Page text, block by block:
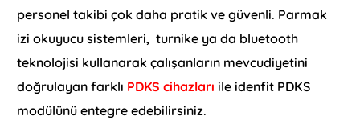
personel takibi çok daha pratik ve güvenli. Parmak
izi okuyucu sistemleri, turnike ya da bluetooth
teknolojisi kullanarak çalışanların mevcudiyetini
doğrulayan farklı PDKS cihazları ile idenfit PDKS
modülünü entegre edebilirsiniz.